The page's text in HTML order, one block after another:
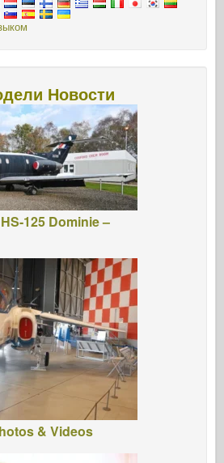
Новости
125 Dominie –
& Videos